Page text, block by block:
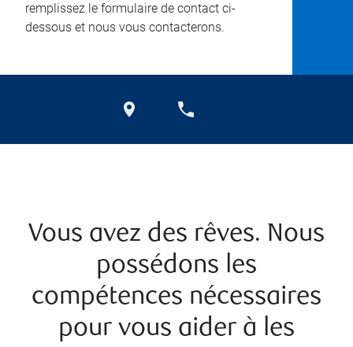
remplissez le formulaire de contact ci-
dessous et nous vous contacterons.
Vous avez des rêves. Nous
possédons les
compétences nécessaires
pour vous aider à les